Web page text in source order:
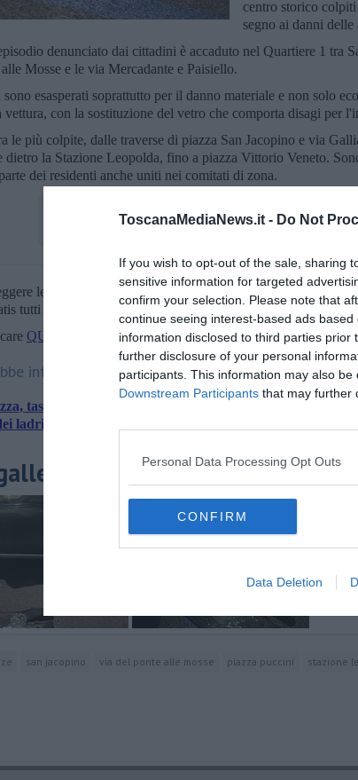
ToscanaMediaNews.it - Do Not
If you wish to opt-out of the sale, sharing
sensitive information for targeted
confirm your selection. Please note that
continue seeing interest-based ads
information disclosed to third parties
further disclosure of your personal
participants. This information may also
Downstream Participants that may further
Personal Data Processing Opt Outs
CONFIRM
Data Deletion
centro storico
segno ai danni delle
denunciato dai cittadini è accaduto nel Quartiere 1 tra
Mosse e le via Mercadante e Paisiello.
sono esasperati soprattutto per il danno materiale e non solo
vettura, con la sostituzione del vetro che comporta disagi per
le più colpite, dalle traverse di piazza San Jacopino e via
dietro la Stazione Leopolda, fino a piazza Vittorio Veneto.
dei residenti anche uniti nei comitati di zona.
le notizie principali della Toscana iscriviti alla
tutti i giorni alle 20:00 direttamente nella tua casella di posta.
QUI
interessare anche:
task force nelle zone del crimine
ladri su camper e auto in sosta
san jacopino via del ponte alle mosse piazza puccini stazione